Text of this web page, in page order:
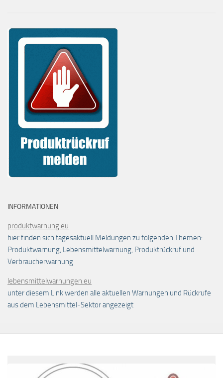
INFORMATIONEN
produktwarnung.eu
hier finden sich tagesaktuell Meldungen zu folgenden Themen:
Produktwarnung, Lebensmittelwarnung, Produktrückruf und
Verbraucherwarnung
lebensmittelwarnungen.eu
unter diesem Link werden alle aktuellen Warnungen und Rückrufe
aus dem Lebensmittel-Sektor angezeigt